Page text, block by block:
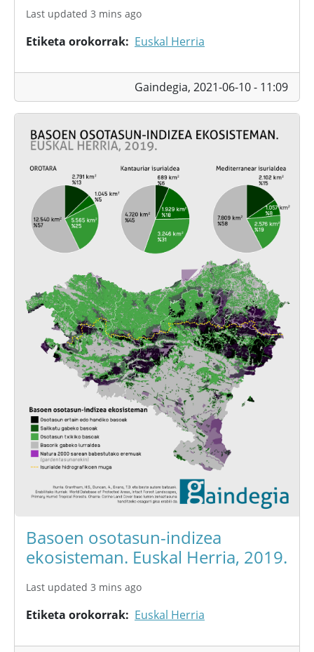
Last updated 3 mins ago
Etiketa orokorrak Euskal Herria
Gaindegia, 2021-06-10 - 11:09
Basoen osotasun-indizea
ekosisteman. Euskal Herria, 2019.
Last updated 3 mins ago
Etiketa orokorrak Euskal Herria